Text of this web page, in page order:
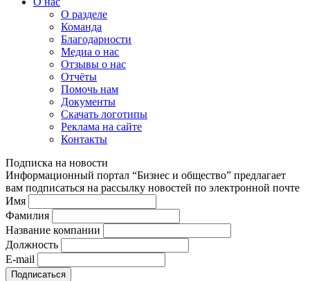
О разделе
Команда
Благодарности
Медиа о нас
Отзывы о нас
Отчёты
Помочь нам
Документы
Скачать логотипы
Реклама на сайте
Контакты
Подписка на новости
Информационный портал “Бизнес и общество” предлагает
вам подписаться на рассылку новостей по электронной почте
Имя
Фамилия
Название компании
Должность
E-mail